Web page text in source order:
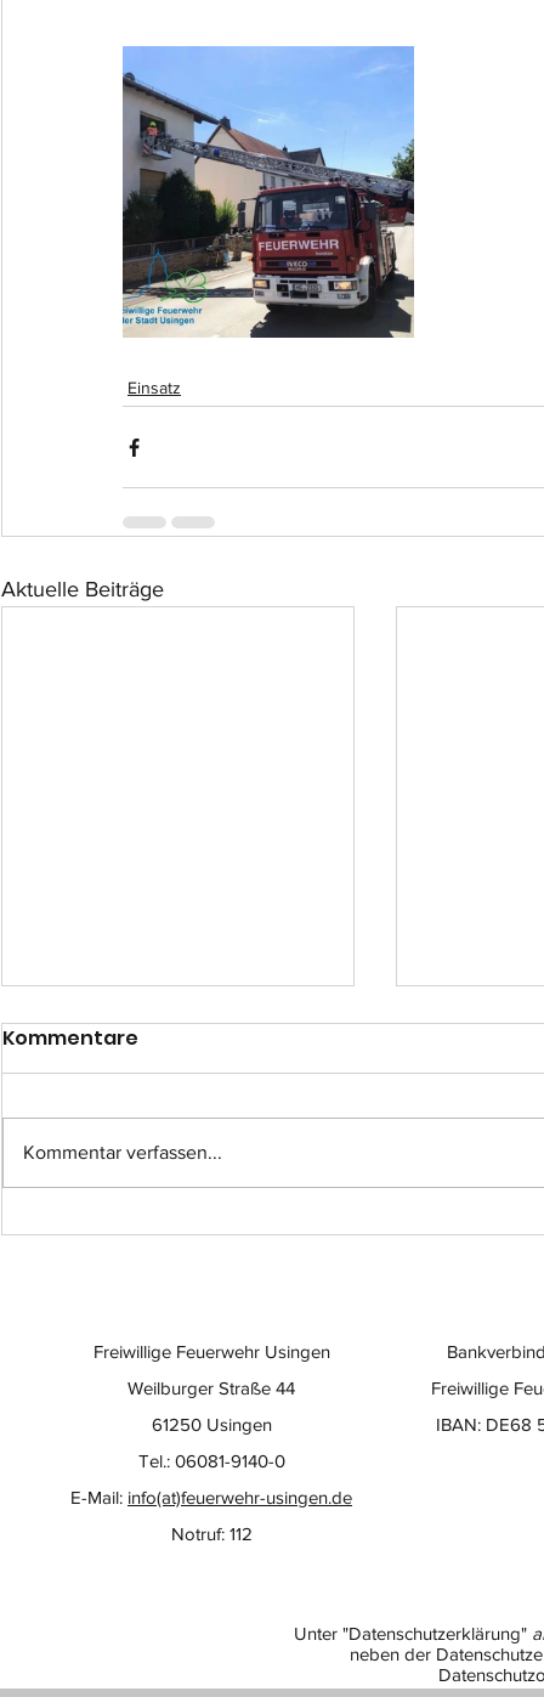
Einsatz
Aktuelle Beiträge
Einsatz-Nr.: 057
Kommentare
Kommentar verfassen...
Freiwillige
IBAN: DE68
Freiwillige Feuerwehr Usingen
Weilburger Straße 44
61250 Usingen
Tel.: 06081-9140-0
E-Mail: info(at)feuerwehr-usingen.de
Notruf: 112
Unter "Datenschutzerklärung"
neben der